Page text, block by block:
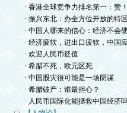
· 香港全球竞争力排名第一：赞！
· 振兴东北：办全方位开放的特区
· 中国人哪来的信心：经济不会
· 经济疲软，进出口疲软，中国
· 欢迎人民币贬值
· 希腊不死，欧元区死
· 中国股灾很可能是一场阴谋
· 希腊破产：谁最担心？
· 人民币国际化能拯救中国经济